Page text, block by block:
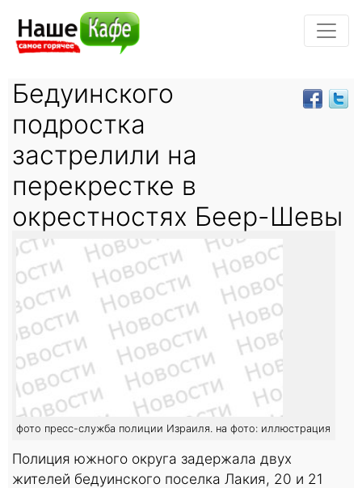
Бедуинского
подростка
застрелили на
перекрестке в
окрестностях Беер-Шевы
фото пресс-служба полиции Израиля. на фото: иллюстрация
Полиция южного округа задержала двух
жителей бедуинского поселка Лакия, 20 и 21